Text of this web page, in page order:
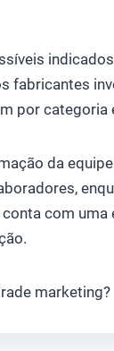
fabricantes
por categoria
da
com uma
marketing?